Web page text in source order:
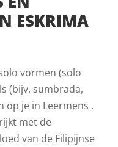
ESKRIMA
vormen (solo
(bijv. sumbrada,
op je in Leermens .
met de
van de Filipijnse